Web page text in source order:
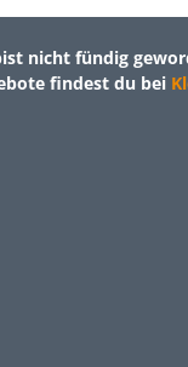
nicht fündig
findest du bei